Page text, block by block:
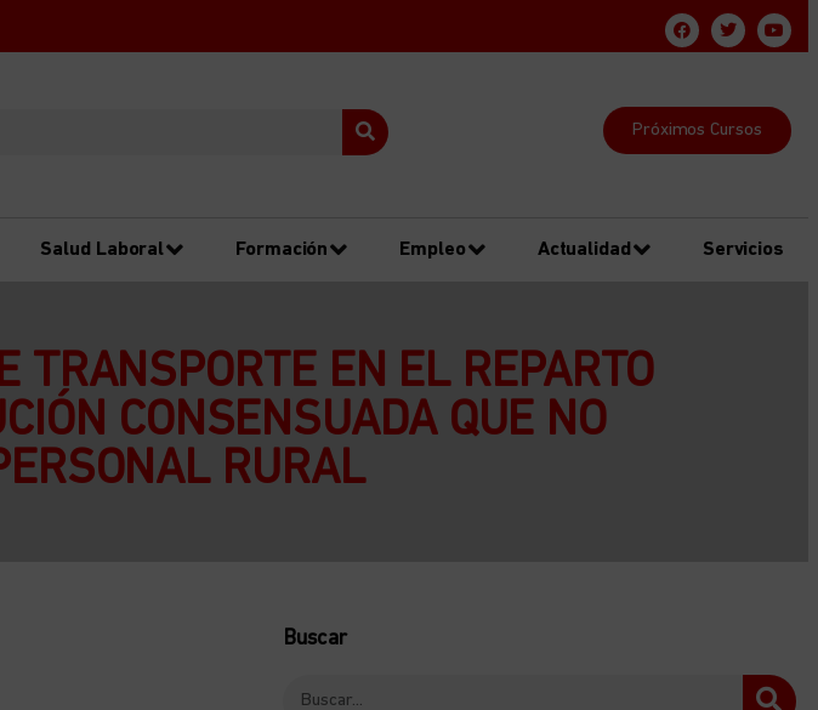
Próximos Cursos
Salud Laboral Formación Empleo Actualidad Servicios
TRANSPORTE EN EL REPARTO
CONSENSUADA QUE NO
RURAL
Buscar